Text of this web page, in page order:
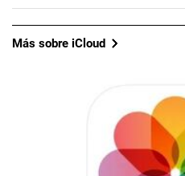
Más sobre iCloud